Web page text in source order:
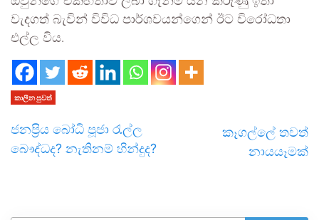
වැදගත් බැවින් විවිධ පාර්ශවයන්ගෙන් ඊට විරෝධතා
එල්ල විය.
කාලීන පුවත්
ජනප්‍රිය බෝධි පූජා රැල්ල
බෞද්ධද? නැතිනම් හින්දුද?
කෑගල්ලේ තවත්
නායයෑමක්